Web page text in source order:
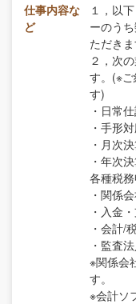
仕事内容な
ど
１，以
ーのう
ただきま
２，次
す。(※
す)
・日常
・手形
・月次
・年次
各種税
・関係
・入金
・会計/
・監査
※関係会
す。
※会計ソ